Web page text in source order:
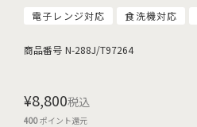
電子レンジ対応 食洗機対応
商品番号 N-288J/T97264
¥8,800税込
400ポイント還元